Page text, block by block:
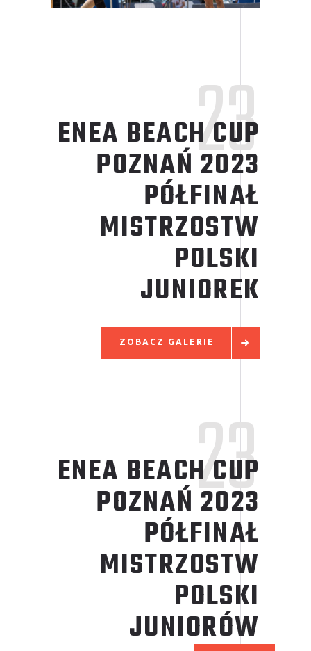
ENEA BEACH CUP
POZNAŃ 2023
PÓŁFINAŁ
MISTRZOSTW
POLSKI
JUNIOREK
23
ZOBACZ GALERIE
ENEA BEACH CUP
POZNAŃ 2023
PÓŁFINAŁ
MISTRZOSTW
POLSKI
JUNIORÓW
23